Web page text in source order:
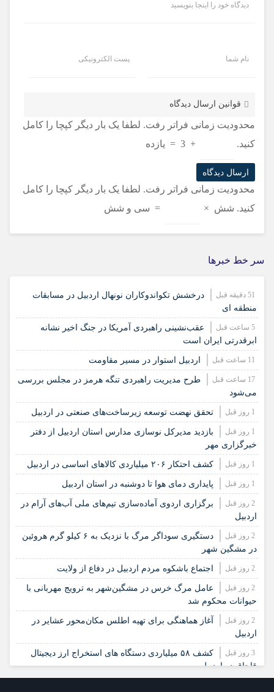
دیدگاه خود را اینجا بنویسید
نام شما پست الکترونیکی
قوانین ارسال دیدگاه
محدودیت زمانی فراتر رفت. لطفا یک بار دیگر کپچا را کامل
کنید.
+
3
= یازده
محدودیت زمانی فراتر رفت. لطفا یک بار دیگر کپچا را کامل
کنید. شش ×
= سی و شش
سر خط خبرها
درخشش تکواندوکاران نونهال اردبیل در مسابقات
منطقه ای
عقب‌نشینی راهبردی آمریکا در جنگ اخیر نشانه
ابرقدرتی ایران است
اردبیل استوار در مسیر مقاومت
طرح مدیریت راهبردی تنگه هرمز در مجلس بررسی
می‌شود
تحقق نهضت توسعه زیرساخت‌های صنعتی در اردبیل
بازدید مدیرکل نوسازی مدارس استان اردبیل از دفتر
خبرگزاری مهر
کشف احتکار ۲۰۶ میلیاردی کالاهای اساسی در اردبیل
پایداری دمای هوا تا دوشنبه در استان اردبیل
برگزاری اردوی آماده‌سازی تیم‌های ملی آب‌های آرام در
اردبیل
دستگیری سوداگر مرگ با نزدیک به ۶ کیلو گرم هروئین
در مشگین شهر
اجتماع باشکوه مردم اردبیل در دفاع از ولایت
عامل مرگ خرس در مشگین‌شهر به ترویج مهربانی با
حیوانات محکوم شد
آغاز هماهنگی برای تهیه اطلس مکان‌محور عشایر در
اردبیل
کشف ۵۸ میلیاردی دستگاه های استخراج ارز دیجیتال
قاچاق در اردبیل